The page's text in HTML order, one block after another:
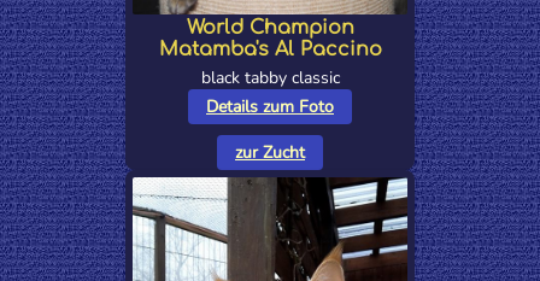
World Champion
Matamba's Al Paccino
black tabby classic
Details zum Foto
zur Zucht